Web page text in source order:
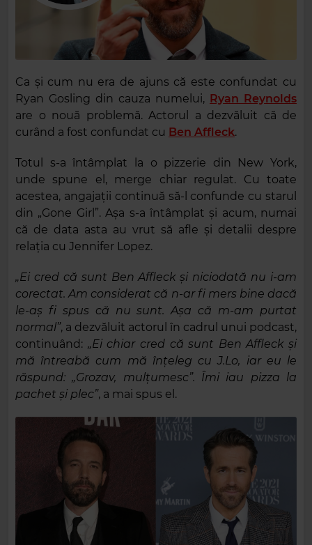
Ca și cum nu era de ajuns că este confundat cu
Ryan Gosling din cauza numelui, Ryan Reynolds
are o nouă problemă. Actorul a dezvăluit că de
curând a fost confundat cu Ben Affleck.
Totul s-a întâmplat la o pizzerie din New York,
unde spune el, merge chiar regulat. Cu toate
acestea, angajații continuă să-l confunde cu starul
din „Gone Girl”. Așa s-a întâmplat și acum, numai
că de data asta au vrut să afle și detalii despre
relația cu Jennifer Lopez.
„Ei cred că sunt Ben Affleck și niciodată nu i-am
corectat. Am considerat că n-ar fi mers bine dacă
le-aș fi spus că nu sunt. Așa că m-am purtat
normal”, a dezvăluit actorul în cadrul unui podcast,
continuând: „Ei chiar cred că sunt Ben Affleck și
mă întreabă cum mă înțeleg cu J.Lo, iar eu le
răspund: „Grozav, mulțumesc”. Îmi iau pizza la
pachet și plec”, a mai spus el.